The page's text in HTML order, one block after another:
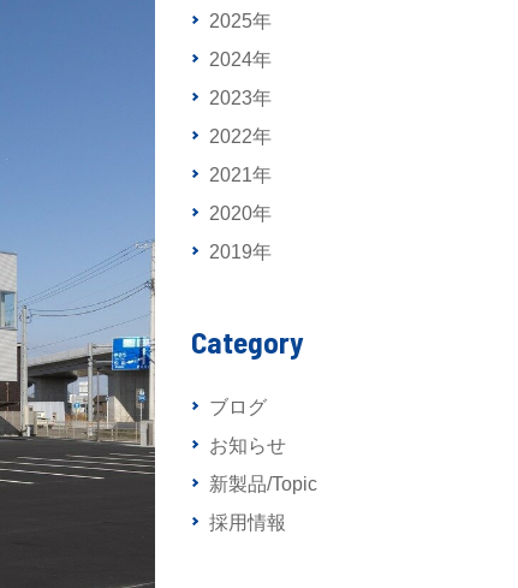
2025年
2024年
2023年
2022年
2021年
2020年
2019年
Category
ブログ
お知らせ
新製品/Topic
採用情報